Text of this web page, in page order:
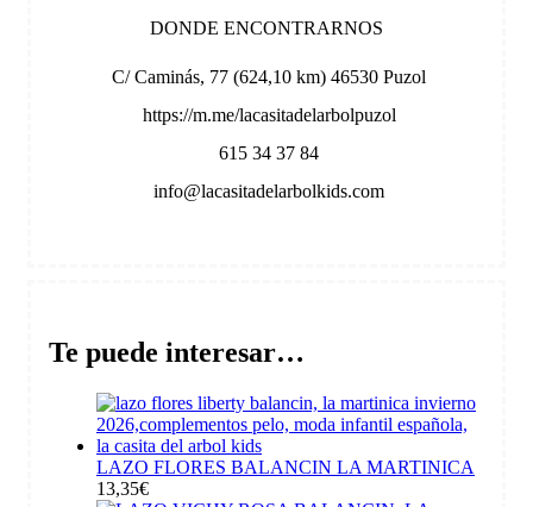
DONDE ENCONTRARNOS
C/ Caminás, 77 (624,10 km) 46530 Puzol
https://m.me/lacasitadelarbolpuzol
615 34 37 84
info@lacasitadelarbolkids.com
Te puede interesar…
LAZO FLORES BALANCIN LA MARTINICA
13,35€